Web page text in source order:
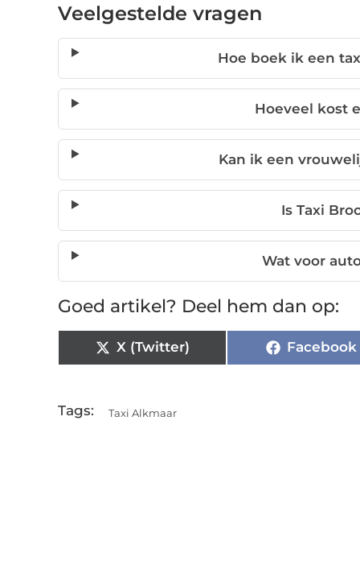
Veelgestelde vragen
Hoe boek ik een
Hoeveel kost
Kan ik een
Is Taxi
Wat voor
Goed artikel? Deel hem dan op:
X (Twitter) Facebook
Tags: Taxi Alkmaar